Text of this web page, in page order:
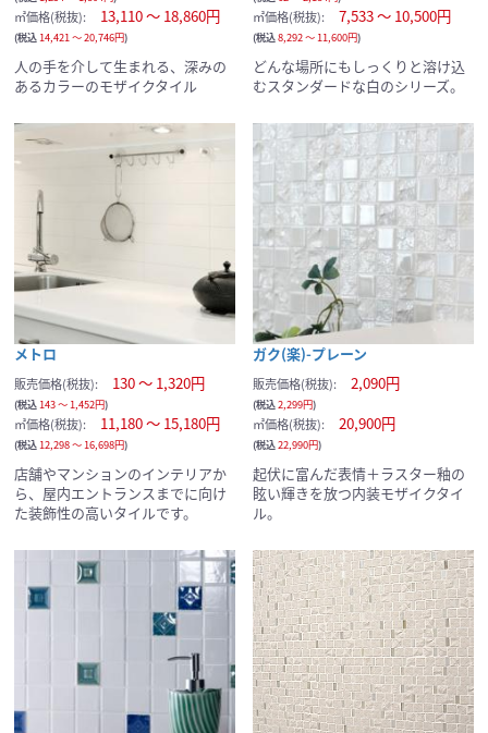
㎡価格(税抜): 13,110 ～ 18,860円
(税込14,421 ～ 20,746円)
人の手を介して生まれる、深みの
あるカラーのモザイクタイル
㎡価格(税抜): 7,533 ～ 10,500円
(税込8,292 ～ 11,600円)
どんな場所にもしっくりと溶け込
むスタンダードな白のシリーズ。
メトロ
販売価格(税抜): 130 ～ 1,320円
(税込143 ～ 1,452円)
㎡価格(税抜): 11,180 ～ 15,180円
(税込12,298 ～ 16,698円)
店舗やマンションのインテリアか
ら、屋内エントランスまでに向け
た装飾性の高いタイルです。
ガク(楽)-プレーン
販売価格(税抜): 2,090円
(税込2,299円)
㎡価格(税抜): 20,900円
(税込22,990円)
起伏に富んだ表情＋ラスター釉の
眩い輝きを放つ内装モザイクタイ
ル。
サンプルの選択を続ける
サンプルカートへ進む
現在のサンプル点数：